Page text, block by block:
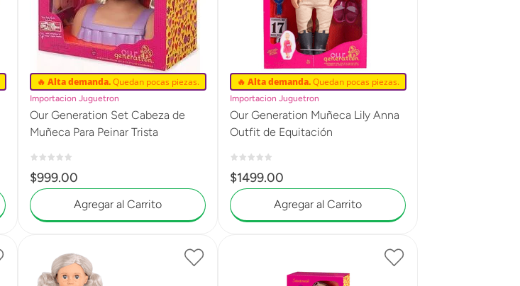
🔥 Alta demanda.Quedan pocas piezas.
Importacion Juguetron
Our Generation Set Cabeza de
Muñeca Para Peinar Trista
$999.00
Agregar al Carrito
🔥 Alta demanda.Quedan pocas piezas.
Importacion Juguetron
Our Generation Muñeca Lily Anna
Outfit de Equitación
$1499.00
Agregar al Carrito